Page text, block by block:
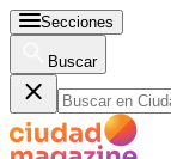
Secciones
Buscar